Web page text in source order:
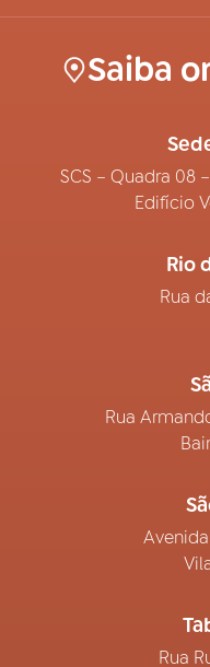
Saiba
SCS – Quadra 08
Edifício
Rio
Rua
Rua
Avenida
Rua